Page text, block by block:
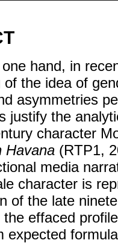
hand, in
of the idea of
asymmetries
justify the
character
Havana (RTP1,
media
character is
of the late
effaced
expected